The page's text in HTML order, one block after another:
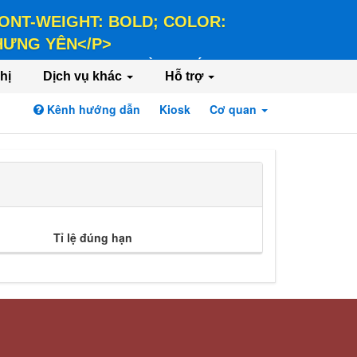
WEIGHT: BOLD; COLOR:
YÊN</P>
COLOR: #FFEE58;">HÀNH CHÍNH PHỤC
Dịch vụ khác Hỗ trợ
Kênh hướng dẫn Kiosk Cơ quan
Tỉ lệ đúng hạn